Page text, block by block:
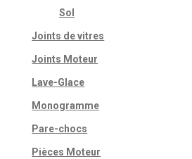
Sol
Joints de vitres
Joints Moteur
Lave-Glace
Monogramme
Pare-chocs
Pièces Moteur